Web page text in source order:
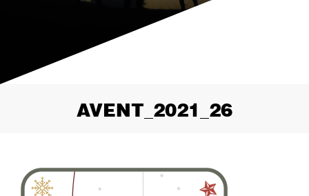
AVENT_2021_26